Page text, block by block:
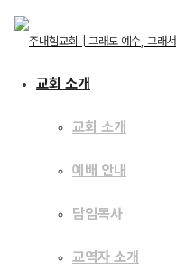
교회 소개
교회 소개
교역자 소개
교회 소개
교회 소개
예배 안내
담임목사
교역자 소개
주일 설교